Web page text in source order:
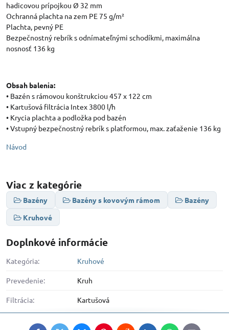
hadicovou prípojkou Ø 32 mm
Ochranná plachta na zem PE 75 g/m²
Plachta, pevný PE
Bezpečnostný rebrík s odnímateľnými schodíkmi, maximálna
nosnosť 136 kg
Obsah balenia:
• Bazén s rámovou konštrukciou 457 x 122 cm
• Kartušová filtrácia Intex 3800 l/h
• Krycia plachta a podložka pod bazén
• Vstupný bezpečnostný rebrík s platformou, max. zaťaženie 136 kg
Návod
Viac z kategórie
Bazény Bazény s kovovým rámom
Bazény
Kruhové
Doplnkové informácie
Kategória: Kruhové
Prevedenie: Kruh
Filtrácia: Kartušová